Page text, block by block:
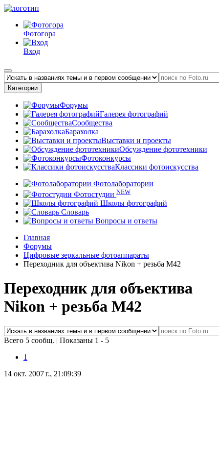
Фотогора
Вход
Категории
Форумы
Галерея фотографий
Сообщества
Барахолка
Выставки и проекты
Обсуждение фототехники
Фотоконкурсы
Классики фотоискусства
Фотолаборатории
Фотостудии NEW
Школы фотографий
Словарь
Вопросы и ответы
Главная
Форумы
Цифровые зеркальные фотоаппараты
Переходник для объектива Nikon + резьба М42
Переходник для объектива
Nikon + резьба М42
Всего 5 сообщ. | Показаны 1 - 5
1
14 окт. 2007 г., 21:09:39